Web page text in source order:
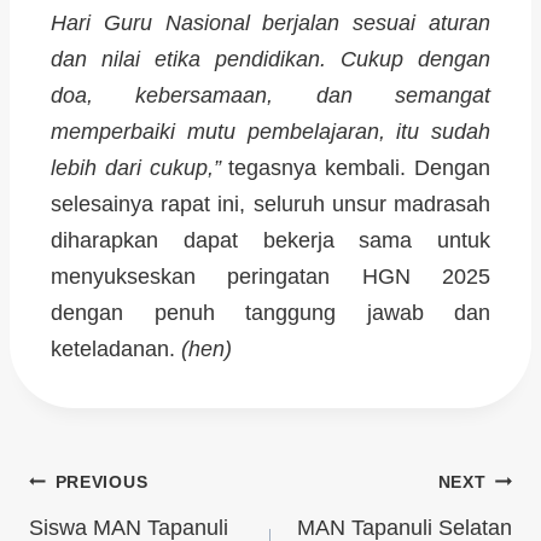
Hari Guru Nasional berjalan sesuai aturan
dan nilai etika pendidikan. Cukup dengan
doa, kebersamaan, dan semangat
memperbaiki mutu pembelajaran, itu sudah
lebih dari cukup,”tegasnya kembali. Dengan
selesainya rapat ini, seluruh unsur madrasah
diharapkan dapat bekerja sama untuk
menyukseskan peringatan HGN 2025
dengan penuh tanggung jawab dan
keteladanan. (hen)
PREVIOUS
Siswa MAN Tapanuli
NEXT
MAN Tapanuli Selatan